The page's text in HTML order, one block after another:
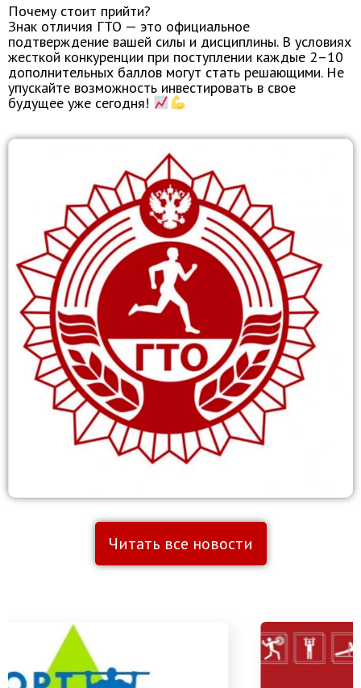
Почему стоит прийти?
Знак отличия ГТО — это официальное
подтверждение вашей силы и дисциплины. В условиях
жесткой конкуренции при поступлении каждые 2–10
дополнительных баллов могут стать решающими. Не
упускайте возможность инвестировать в свое
будущее уже сегодня!
Читать все новости